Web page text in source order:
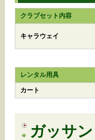
クラブセット内容
キャラウェイ
レンタル用具
カート
ガッサ